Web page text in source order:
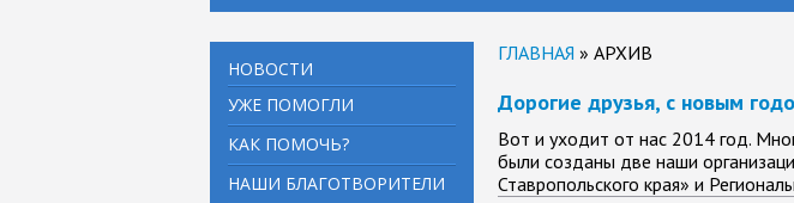
НОВОСТИ
УЖЕ ПОМОГЛИ
КАК ПОМОЧЬ?
НАШИ БЛАГОТВОРИТЕЛИ
ГЛАВНАЯ » АРХИВ
Дорогие друзья, с новым
Вот и уходит от нас 2014 год.
были созданы две наши
Ставропольского края» и